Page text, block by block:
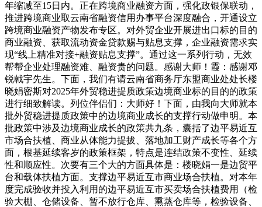
年缩减至15日内。正在跨境商业融资方面，强化政银保联动，
推进跨境商业取云南省融资信用办事平台深度融合，开通设立
跨境商业融资产物发布专区。对外贸企业开展进出口标的目的
商业融资、获取流动资金贷款赐与贴息支撑，企业融资需求实
现“线上精准对接+融资贴息支撑”。通过这一系列行动，无效
帮帮企业处理融资难、融资贵的问题。感谢大师！霞：感谢邓
锐戟宇先生。下面，我们有请云南省商务厅东盟商业处处长楼
晓娟密斯对2025年外贸稳进提质政策边境商业标的目的的政策
进行细致解读。列位伴侣们：大师好！下面，由我向大师就本
批外贸稳进提质政策中的边境商业成长的支撑行动做申明。本
批政策中涉及边境商业成长的政策共九条，囊括了边平易近互
市场合扶植、商业从体能力提拔、落地加工财产成长等各个方
面，根基延续客岁的政策框架，特点是连结政策不变性、延续
性和顺应性。次要有三个大的方面具体是：楼晓娟一是边贸平
台和载体扶植方面。支撑边平易近互市商业场合扶植。对本年
度完成验收并投入利用的边平易近互市买卖场合扶植费用（检
验大棚、仓储设备、暂不放行仓库、熏蒸仓库等，检验设备、